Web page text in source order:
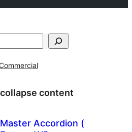
collapse content
Master Accordion (